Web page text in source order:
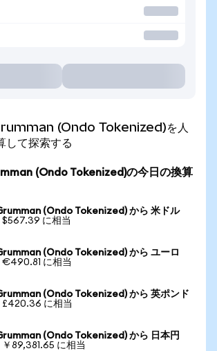
(Ondo Tokenized)を人
して探索する
(Ondo Tokenized)の今日の換算
(Ondo Tokenized) から 米ドル
$567.39 に相当
(Ondo Tokenized) から ユーロ
€490.81 に相当
(Ondo Tokenized) から 英ポンド
£420.36 に相当
(Ondo Tokenized) から 日本円
89,381.65 に相当